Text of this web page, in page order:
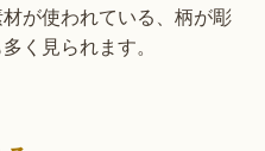
が使われている、柄が彫
く見られます。